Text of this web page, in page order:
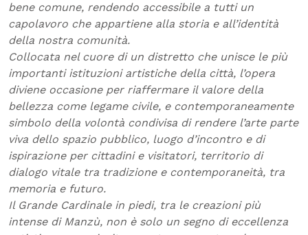
bene comune, rendendo accessibile a tutti un
capolavoro che appartiene alla storia e all’identità
della nostra comunità.
Collocata nel cuore di un distretto che unisce le più
importanti istituzioni artistiche della città, l’opera
diviene occasione per riaffermare il valore della
bellezza come legame civile, e contemporaneamente
simbolo della volontà condivisa di rendere l’arte parte
viva dello spazio pubblico, luogo d’incontro e di
ispirazione per cittadini e visitatori, territorio di
dialogo vitale tra tradizione e contemporaneità, tra
memoria e futuro.
Il Grande Cardinale in piedi, tra le creazioni più
intense di Manzù, non è solo un segno di eccellenza